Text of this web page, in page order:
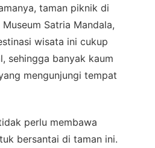
taman piknik di
Satria Mandala,
wisata ini cukup
sehingga banyak kaum
mengunjungi tempat
perlu membawa
bersantai di taman ini.